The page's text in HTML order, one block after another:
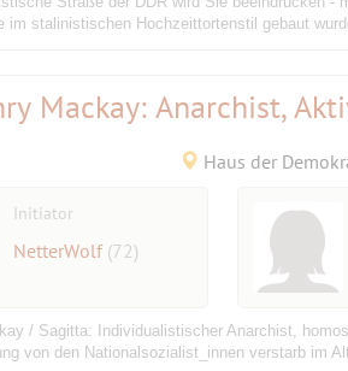
im stalinistischen Hochzeittortenstil gebaut
Mackay: Anarchist,
Initiator
NetterWolf (72)
/ Sagitta: Individualistischer Anarchist,
von den Nationalsozialist_innen verstarb im